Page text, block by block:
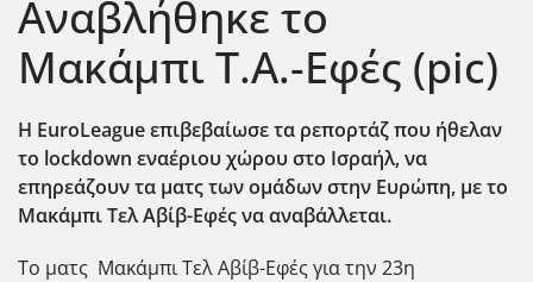
Αναβλήθηκε το
Μακάμπι Τ.Α.-Εφές (pic)
Η EuroLeague επιβεβαίωσε τα ρεπορτάζ που ήθελαν
το lockdown εναέριου χώρου στο Ισραήλ, να
επηρεάζουν τα ματς των ομάδων στην Ευρώπη, με το
Μακάμπι Τελ Αβίβ-Εφές να αναβάλλεται.
Το ματς Μακάμπι Τελ Αβίβ-Εφές για την 23η